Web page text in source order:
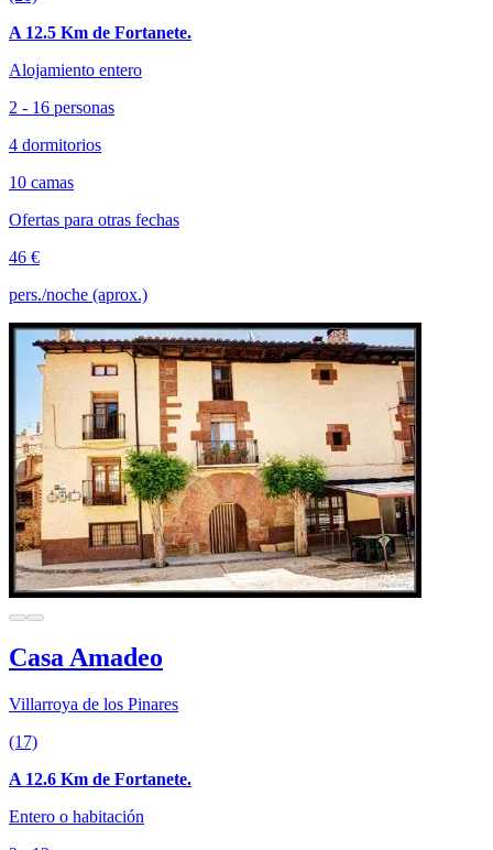
A 12.5 Km de Fortanete.
Alojamiento entero
2 - 16 personas
4 dormitorios
10 camas
Ofertas para otras fechas
46 €
pers./noche (aprox.)
Casa Amadeo
Villarroya de los Pinares
(17)
A 12.6 Km de Fortanete.
Entero o habitación